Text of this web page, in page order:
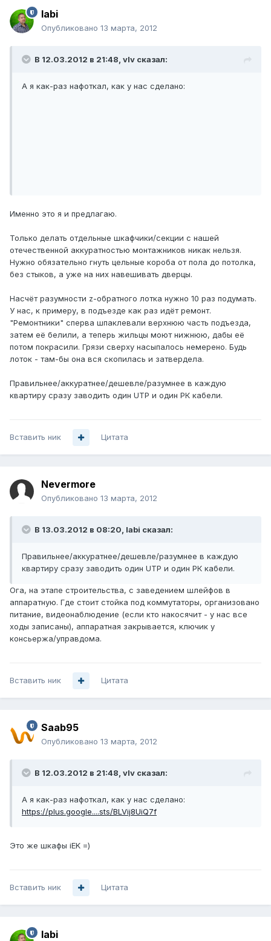
labi
Опубликовано 13 марта, 2012
В 12.03.2012 в 21:48, vIv сказал:
А я как-раз нафоткал, как у нас сделано:
Именно это я и предлагаю.
Только делать отдельные шкафчики/секции с нашей
отечественной аккуратностью монтажников никак нельзя.
Нужно обязательно гнуть цельные короба от пола до потолка,
без стыков, а уже на них навешивать дверцы.
Насчёт разумности z-обратного лотка нужно 10 раз подумать.
У нас, к примеру, в подъезде как раз идёт ремонт.
"Ремонтники" сперва шпаклевали верхнюю часть подъезда,
затем её белили, а теперь жильцы моют нижнюю, дабы её
потом покрасили. Грязи сверху насыпалось немерено. Будь
лоток - там-бы она вся скопилась и затвердела.
Правильнее/аккуратнее/дешевле/разумнее в каждую
квартиру сразу заводить один UTP и один РК кабели.
Вставить ник Цитата
Nevermore
Опубликовано 13 марта, 2012
В 13.03.2012 в 08:20, labi сказал:
Правильнее/аккуратнее/дешевле/разумнее в каждую
квартиру сразу заводить один UTP и один РК кабели.
Ога, на этапе строительства, с заведением шлейфов в
аппаратную. Где стоит стойка под коммутаторы, организовано
питание, видеонаблюдение (если кто накосячит - у нас все
ходы записаны), аппаратная закрывается, ключик у
консьержа/управдома.
Вставить ник Цитата
Saab95
Опубликовано 13 марта, 2012
В 12.03.2012 в 21:48, vIv сказал:
А я как-раз нафоткал, как у нас сделано:
https://plus.google....sts/BLVij8UiQ7f
Это же шкафы iEK =)
Вставить ник Цитата
labi